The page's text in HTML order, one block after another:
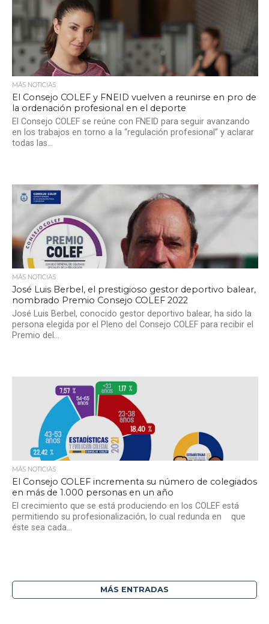
MÁS NOTICIAS
El Consejo COLEF y FNEID vuelven a reunirse en pro de
la ordenación profesional en el deporte
El Consejo COLEF se reúne con FNEID para seguir avanzando
en los trabajos en torno a la “regulación profesional” y aclarar
todas las...
MÁS NOTICIAS
José Luis Berbel, el prestigioso gestor deportivo balear,
nombrado Premio Consejo COLEF 2022
José Luis Berbel, conocido gestor deportivo balear, ha sido la
persona elegida por el Pleno del Consejo COLEF para recibir el
Premio del...
MÁS NOTICIAS
El Consejo COLEF incrementa su número de colegiados
en más de 1.000 personas en un año
El crecimiento que se está produciendo en los COLEF está
permitiendo su profesionalización, lo cual redunda en que
éste sea cada...
MÁS ENTRADAS